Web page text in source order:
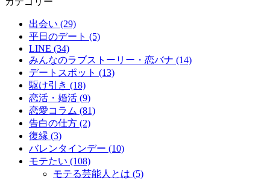
出会い (29)
平日のデート (5)
LINE (34)
みんなのラブストーリー・恋バナ (14)
デートスポット (13)
駆け引き (18)
恋活・婚活 (9)
恋愛コラム (81)
告白の仕方 (2)
復縁 (3)
バレンタインデー (10)
モテたい (108)
モテる芸能人とは (5)